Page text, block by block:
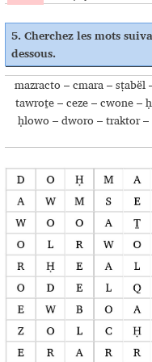
5. Cherchez les mots
dessous.
mazracto – cmara –
tawroṯe – ceze – cwone –
ḥlowo – dworo – traktor